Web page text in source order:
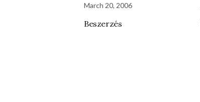
March 20, 2006
Beszerzés